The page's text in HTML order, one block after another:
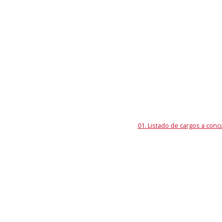
01. Listado de cargos a